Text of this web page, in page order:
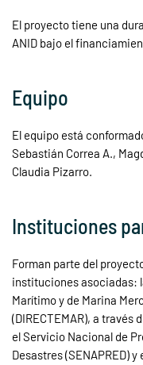
El proyecto tiene una
ANID bajo el
Equipo
El equipo está
Sebastián Correa A.,
Claudia Pizarro.
Instituciones
Forman parte del
instituciones asociadas:
Marítimo y de Marina
(DIRECTEMAR), a través
el Servicio Nacional de
Desastres (SENAPRED)